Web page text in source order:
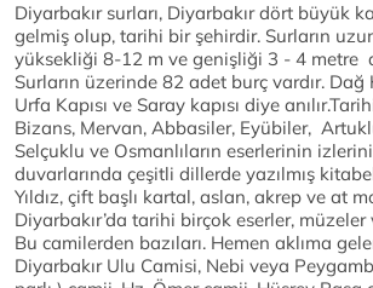
Diyarbakır surları, Diyarbakır dört büyük
gelmiş olup, tarihi bir şehirdir. Surların
yüksekliği 8-12 m ve genişliği 3 - 4 metre
Surların üzerinde 82 adet burç vardır. Dağ
Urfa Kapısı ve Saray kapısı diye
Bizans, Mervan, Abbasiler, Eyübiler,
Selçuklu ve Osmanlıların eserlerinin
duvarlarında çeşitli dillerde yazılmış
Yıldız, çift başlı kartal, aslan, akrep ve at
Diyarbakır’da tarihi birçok eserler, müzeler
Bu camilerden bazıları. Hemen aklıma
Diyarbakır Ulu Camisi, Nebi veya